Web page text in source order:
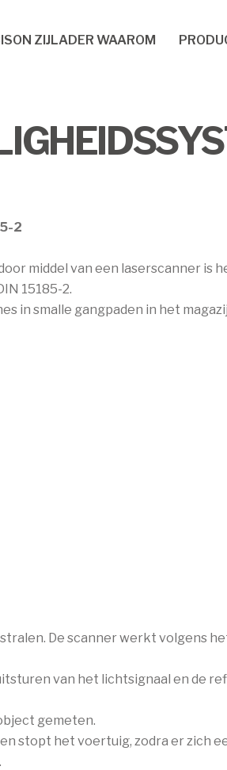
ZIJLADER WAAROM
2
middel van een laserscanner is
15185-2.
in smalle gangpaden in het
De scanner werkt volgens
van het lichtsignaal en de
gemeten.
stopt het voertuig, zodra er zich